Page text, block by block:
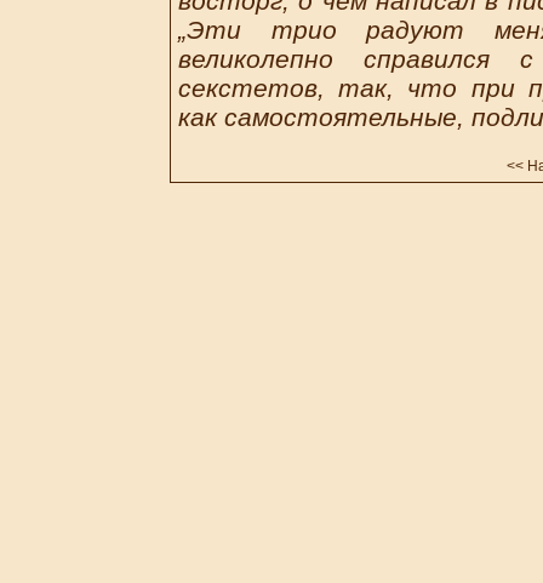
„Эти трио радуют меня
великолепно справился
секстетов, так, что при
как самостоятельные,
<<На